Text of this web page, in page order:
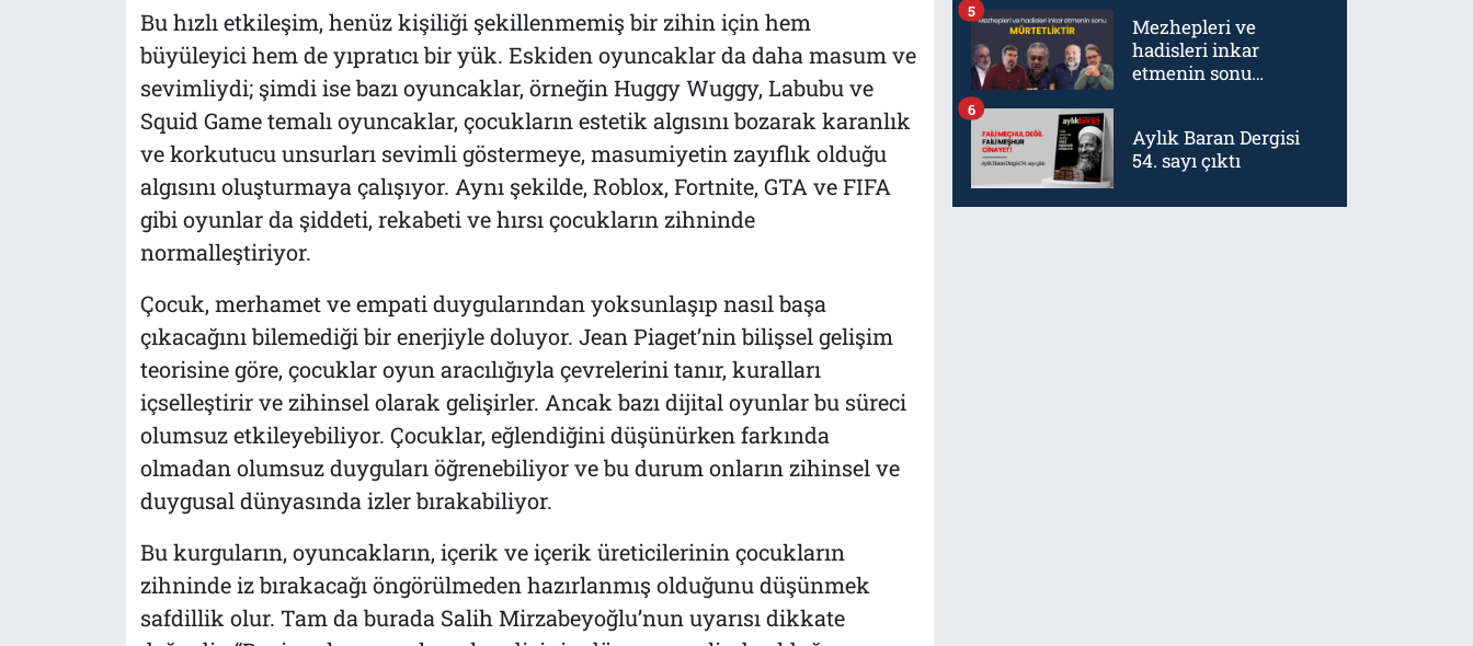
Bu hızlı etkileşim, henüz kişiliği şekillenmemiş bir zihin için hem
büyüleyici hem de yıpratıcı bir yük. Eskiden oyuncaklar da daha masum ve
sevimliydi; şimdi ise bazı oyuncaklar, örneğin Huggy Wuggy, Labubu ve
Squid Game temalı oyuncaklar, çocukların estetik algısını bozarak karanlık
ve korkutucu unsurları sevimli göstermeye, masumiyetin zayıflık olduğu
algısını oluşturmaya çalışıyor. Aynı şekilde, Roblox, Fortnite, GTA ve FIFA
gibi oyunlar da şiddeti, rekabeti ve hırsı çocukların zihninde
normalleştiriyor.
Çocuk, merhamet ve empati duygularından yoksunlaşıp nasıl başa
çıkacağını bilemediği bir enerjiyle doluyor. Jean Piaget’nin bilişsel gelişim
teorisine göre, çocuklar oyun aracılığıyla çevrelerini tanır, kuralları
içselleştirir ve zihinsel olarak gelişirler. Ancak bazı dijital oyunlar bu süreci
olumsuz etkileyebiliyor. Çocuklar, eğlendiğini düşünürken farkında
olmadan olumsuz duyguları öğrenebiliyor ve bu durum onların zihinsel ve
duygusal dünyasında izler bırakabiliyor.
Bu kurguların, oyuncakların, içerik ve içerik üreticilerinin çocukların
zihninde iz bırakacağı öngörülmeden hazırlanmış olduğunu düşünmek
safdillik olur. Tam da burada Salih Mirzabeyoğlu’nun uyarısı dikkate
Mezhepleri ve
hadisleri inkar
etmenin sonu
5
Aylık Baran Dergisi
54. sayı çıktı
6